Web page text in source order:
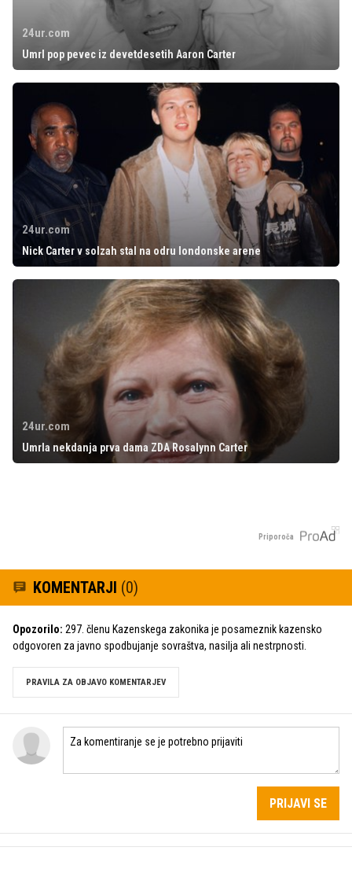
24ur.com
Umrl pop pevec iz devetdesetih Aaron Carter
24ur.com
Nick Carter v solzah stal na odru londonske arene
24ur.com
Umrla nekdanja prva dama ZDA Rosalynn Carter
Priporoča
KOMENTARJI (0)
Opozorilo: 297. členu Kazenskega zakonika je posameznik kazensko
odgovoren za javno spodbujanje sovraštva, nasilja ali nestrpnosti.
PRAVILA ZA OBJAVO KOMENTARJEV
PRIJAVI SE